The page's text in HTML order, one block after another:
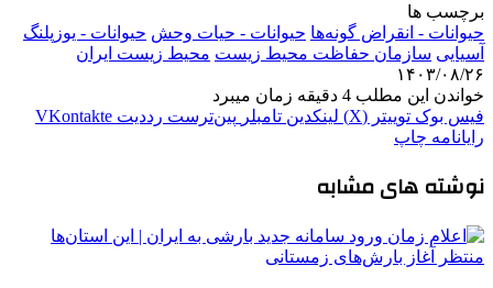
برچسب ها
حیوانات - انقراض گونه‌ها حیوانات - حیات وحش حیوانات - یوزپلنگ
آسیایی سازمان حفاظت محیط زیست محیط زیست ایران
۱۴۰۳/۰۸/۲۶
خواندن این مطلب 4 دقیقه زمان میبرد
فیس بوک توییتر (X) لینکدین ‫تامبلر ‫پین‌ترست ‫رددیت ‫VKontakte
رایانامه چاپ
نوشته های مشابه